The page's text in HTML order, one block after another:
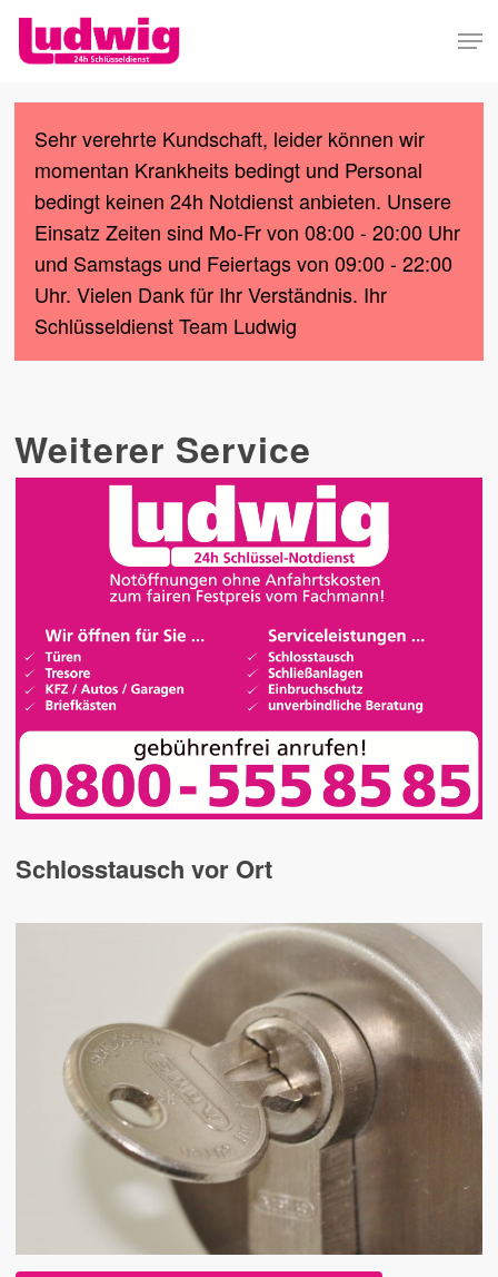
Skip
content
Sehr verehrte Kundschaft, leider können wir
momentan Krankheits bedingt und Personal
bedingt keinen 24h Notdienst anbieten. Unsere
Einsatz Zeiten sind Mo-Fr von 08:00 - 20:00 Uhr
und Samstags und Feiertags von 09:00 - 22:00
Uhr. Vielen Dank für Ihr Verständnis. Ihr
Schlüsseldienst Team Ludwig
Weiterer Service
Schlosstausch vor Ort
Menu